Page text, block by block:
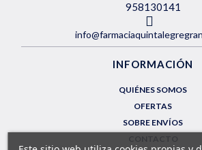
958130141
INFORMACIÓN
QUIÉNES SOMOS
OFERTAS
SOBRE ENVÍOS